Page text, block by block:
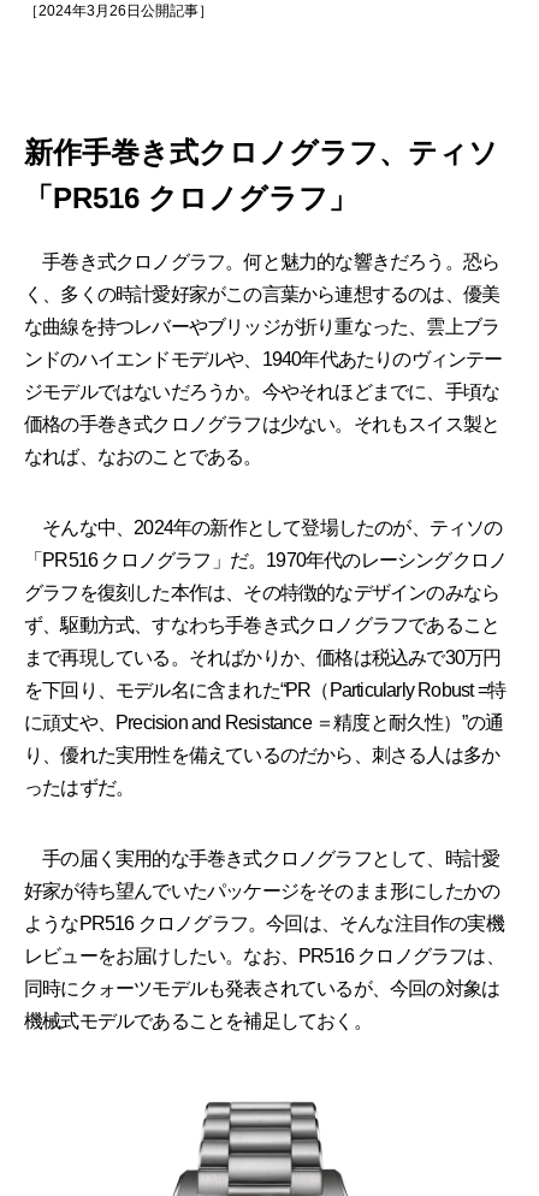
［2024年3月26日公開記事］
新作手巻き式クロノグラフ、ティソ
「PR516 クロノグラフ」
手巻き式クロノグラフ。何と魅力的な響きだろう。恐ら
く、多くの時計愛好家がこの言葉から連想するのは、優美
な曲線を持つレバーやブリッジが折り重なった、雲上ブラ
ンドのハイエンドモデルや、1940年代あたりのヴィンテー
ジモデルではないだろうか。今やそれほどまでに、手頃な
価格の手巻き式クロノグラフは少ない。それもスイス製と
なれば、なおのことである。
そんな中、2024年の新作として登場したのが、ティソの
「PR516 クロノグラフ」だ。1970年代のレーシングクロノ
グラフを復刻した本作は、その特徴的なデザインのみなら
ず、駆動方式、すなわち手巻き式クロノグラフであること
まで再現している。そればかりか、価格は税込みで30万円
を下回り、モデル名に含まれた“PR（Particularly Robust =特
に頑丈や、Precision and Resistance ＝精度と耐久性）”の通
り、優れた実用性を備えているのだから、刺さる人は多か
ったはずだ。
手の届く実用的な手巻き式クロノグラフとして、時計愛
好家が待ち望んでいたパッケージをそのまま形にしたかの
ようなPR516 クロノグラフ。今回は、そんな注目作の実機
レビューをお届けしたい。なお、PR516 クロノグラフは、
同時にクォーツモデルも発表されているが、今回の対象は
機械式モデルであることを補足しておく。